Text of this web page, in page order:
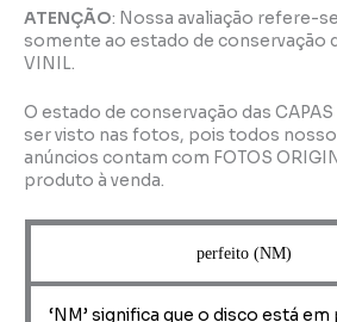
ATENÇÃO: Nossa avaliação refere-se
somente ao estado de conservação
VINIL.
O estado de conservação das
ser visto nas fotos, pois todos
anúncios contam com FOTOS
produto à venda.
perfeito (NM)
‘NM’ significa que o disco está